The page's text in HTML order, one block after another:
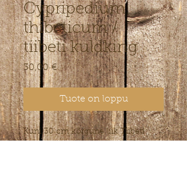
Cypripedium
thibeticum /
tiibeti kuldking
30,00 €Hinta
Tuote on loppu
Kuni 30 cm kõrgune liik Tiibeti